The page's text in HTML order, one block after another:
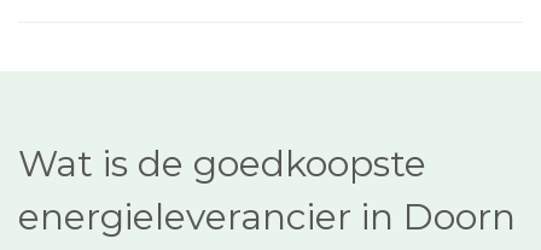
Wat is de goedkoopste
energieleverancier in Doorn